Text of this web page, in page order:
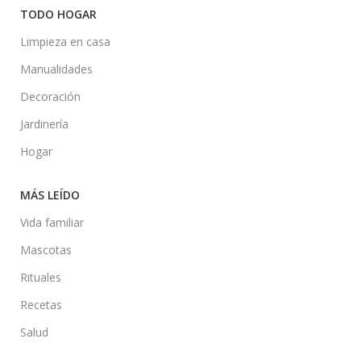
TODO HOGAR
Limpieza en casa
Manualidades
Decoración
Jardinería
Hogar
MÁS LEÍDO
Vida familiar
Mascotas
Rituales
Recetas
Salud